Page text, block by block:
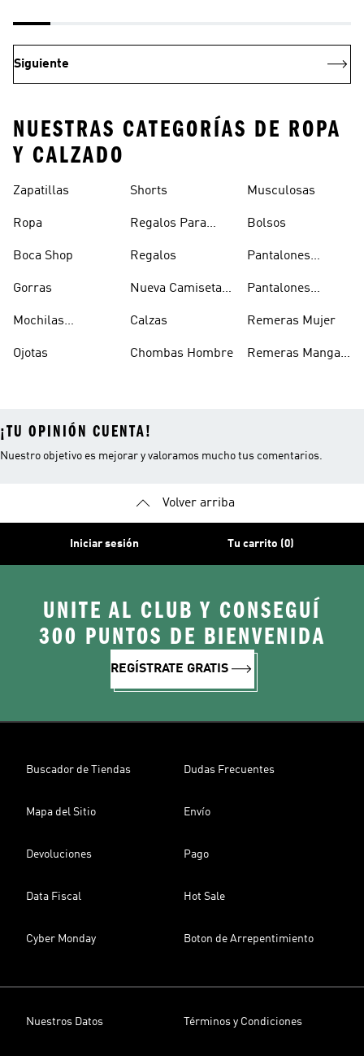
Siguiente
NUESTRAS CATEGORÍAS DE ROPA
Y CALZADO
Zapatillas
Ropa
Boca Shop
Gorras
Mochilas
Ojotas
Shorts
Regalos Para
Regalos
Nueva Camiseta
Calzas
Chombas Hombre
Musculosas
Bolsos
Pantalones
Hombre
Pantalones
Remeras Mujer
Remeras Manga
¡TU OPINIÓN CUENTA!
Nuestro objetivo es mejorar y valoramos mucho tus comentarios.
Volver arriba
Iniciar sesión Tu carrito (0)
UNITE AL CLUB Y CONSEGUÍ
300 PUNTOS DE BIENVENIDA
REGÍSTRATE GRATIS
Buscador de Tiendas Dudas Frecuentes
Mapa del Sitio Envío
Devoluciones Pago
Data Fiscal Hot Sale
Cyber Monday Boton de Arrepentimiento
Nuestros Datos Términos y Condiciones